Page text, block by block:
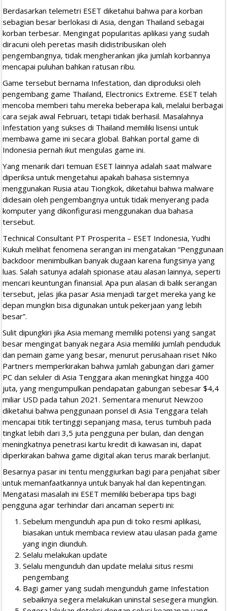
Berdasarkan telemetri ESET diketahui bahwa para korban
sebagian besar berlokasi di Asia, dengan Thailand sebagai
korban terbesar. Mengingat popularitas aplikasi yang sudah
diracuni oleh peretas masih didistribusikan oleh
pengembangnya, tidak mengherankan jika jumlah korbannya
mencapai puluhan bahkan ratusan ribu.
Game tersebut bernama Infestation, dan diproduksi oleh
pengembang game Thailand, Electronics Extreme. ESET telah
mencoba memberi tahu mereka beberapa kali, melalui berbagai
cara sejak awal Februari, tetapi tidak berhasil. Masalahnya
Infestation yang sukses di Thailand memiliki lisensi untuk
membawa game ini secara global. Bahkan portal game di
Indonesia pernah ikut mengulas game ini.
Yang menarik dari temuan ESET lainnya adalah saat malware
diperiksa untuk mengetahui apakah bahasa sistemnya
menggunakan Rusia atau Tiongkok, diketahui bahwa malware
didesain oleh pengembangnya untuk tidak menyerang pada
komputer yang dikonfigurasi menggunakan dua bahasa
tersebut.
Technical Consultant PT Prosperita – ESET Indonesia, Yudhi
Kukuh melihat fenomena serangan ini mengatakan “Penggunaan
backdoor menimbulkan banyak dugaan karena fungsinya yang
luas. Salah satunya adalah spionase atau alasan lainnya, seperti
mencari keuntungan finansial. Apa pun alasan di balik serangan
tersebut, jelas jika pasar Asia menjadi target mereka yang ke
depan mungkin bisa digunakan untuk pekerjaan yang lebih
besar”.
Sulit dipungkiri jika Asia memang memiliki potensi yang sangat
besar mengingat banyak negara Asia memiliki jumlah penduduk
dan pemain game yang besar, menurut perusahaan riset Niko
Partners memperkirakan bahwa jumlah gabungan dari gamer
PC dan seluler di Asia Tenggara akan meningkat hingga 400
juta, yang mengumpulkan pendapatan gabungan sebesar $4,4
miliar USD pada tahun 2021. Sementara menurut Newzoo
diketahui bahwa penggunaan ponsel di Asia Tenggara telah
mencapai titik tertinggi sepanjang masa, terus tumbuh pada
tingkat lebih dari 3,5 juta pengguna per bulan, dan dengan
meningkatnya penetrasi kartu kredit di kawasan ini, dapat
diperkirakan bahwa game digital akan terus marak berlanjut.
Besarnya pasar ini tentu menggiurkan bagi para penjahat siber
untuk memanfaatkannya untuk banyak hal dan kepentingan.
Mengatasi masalah ini ESET memiliki beberapa tips bagi
pengguna agar terhindar dari ancaman seperti ini:
Sebelum mengunduh apa pun di toko resmi aplikasi,
biasakan untuk membaca review atau ulasan pada game
yang ingin diunduh.
Selalu melakukan update
Selalu mengunduh dan update melalui situs resmi
pengembang
Bagi gamer yang sudah mengunduh game Infestation
sebaiknya segera melakukan uninstal sesegera mungkin.